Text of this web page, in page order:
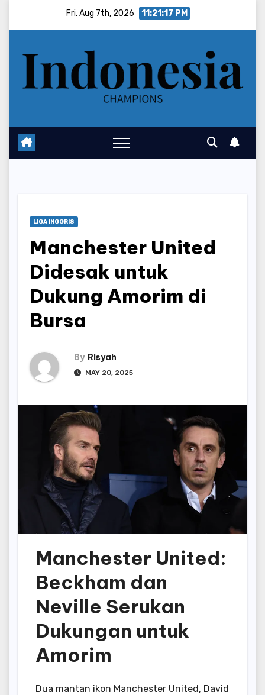
Fri. Aug 7th, 2026 11:21:18 PM
LIGA INGGRIS
Manchester United
Didesak untuk
Dukung Amorim di
Bursa
By Risyah
MAY 20, 2025
Manchester United:
Beckham dan
Neville Serukan
Dukungan untuk
Amorim
Dua mantan ikon Manchester United, David